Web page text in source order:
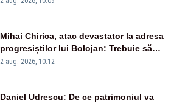
Mihai Chirica, atac devastator la adresa
progresiștilor lui Bolojan: Trebuie să
protejăm și natura, dar nu șținem omaneii
2 aug. 2026, 10:12
Daniel Udrescu: De ce patrimoniul va